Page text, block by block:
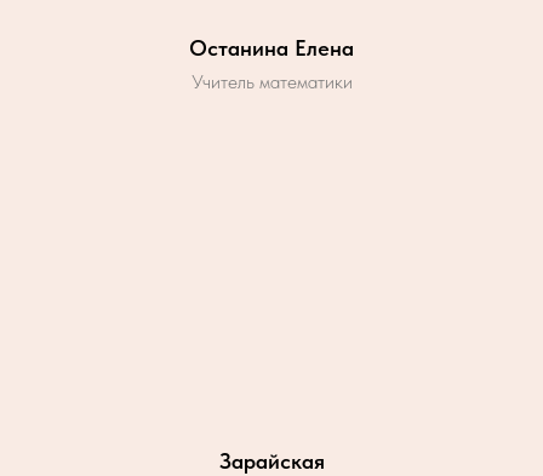
Останина Елена
Учитель математики
Зарайская